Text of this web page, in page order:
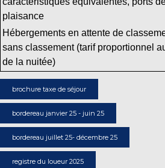
plaisance
Hébergements en attente de
sans classement (tarif proportionnel
de la nuitée)
brochure taxe de séjour
bordereau janvier 25 - juin 25
bordereau juillet 25- décembre 25
registre du loueur 2025